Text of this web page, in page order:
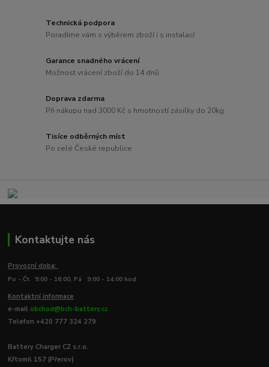
Technická podpora
Poradíme vám s výběrem zboží i s instalací
Garance snadného vrácení
Možnost vrácení zboží do 14 dnů
Doprava zdarma
Při nákupu nad 3000 Kč s hmotností zásilky do 20kg
Tisíce odběrných míst
Po celé České republice
Kontaktujte nás
Provozní doba:
Po - Čt 9:00 - 16:00, Pá 9:00 - 14:00 hod
Kontaktní informace
e-mail obchod@bch-battery.cz
Telefon +420 777 324 279
Battery Charger CZ s.r.o.
Křtomil 157 (Přerov)